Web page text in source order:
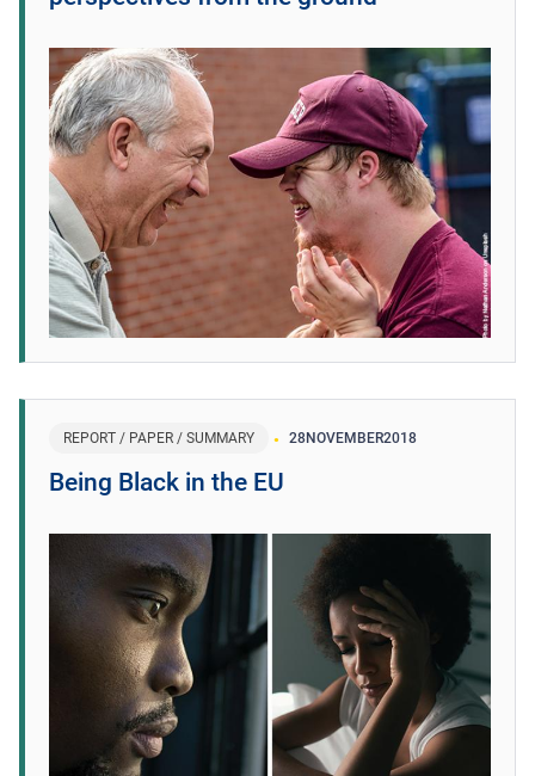
REPORT / PAPER / SUMMARY 28NOVEMBER2018
Being Black in the EU